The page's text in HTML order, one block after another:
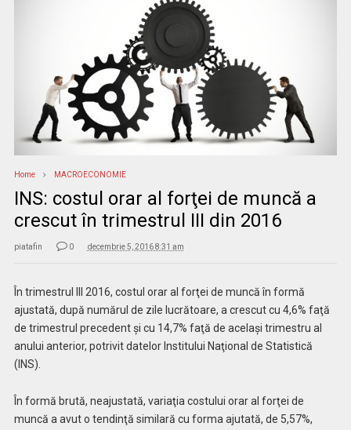
Home MACROECONOMIE
INS: costul orar al forţei de muncă a
crescut în trimestrul III din 2016
piatafin 0 decembrie 5, 2016 8:31 am
În trimestrul III 2016, costul orar al forţei de muncă în formă
ajustată, după numărul de zile lucrătoare, a crescut cu 4,6% faţă
de trimestrul precedent şi cu 14,7% faţă de acelaşi trimestru al
anului anterior, potrivit datelor Institului Naţional de Statistică
(INS).
În formă brută, neajustată, variaţia costului orar al forţei de
muncă a avut o tendinţă similară cu forma ajutată, de 5,57%,